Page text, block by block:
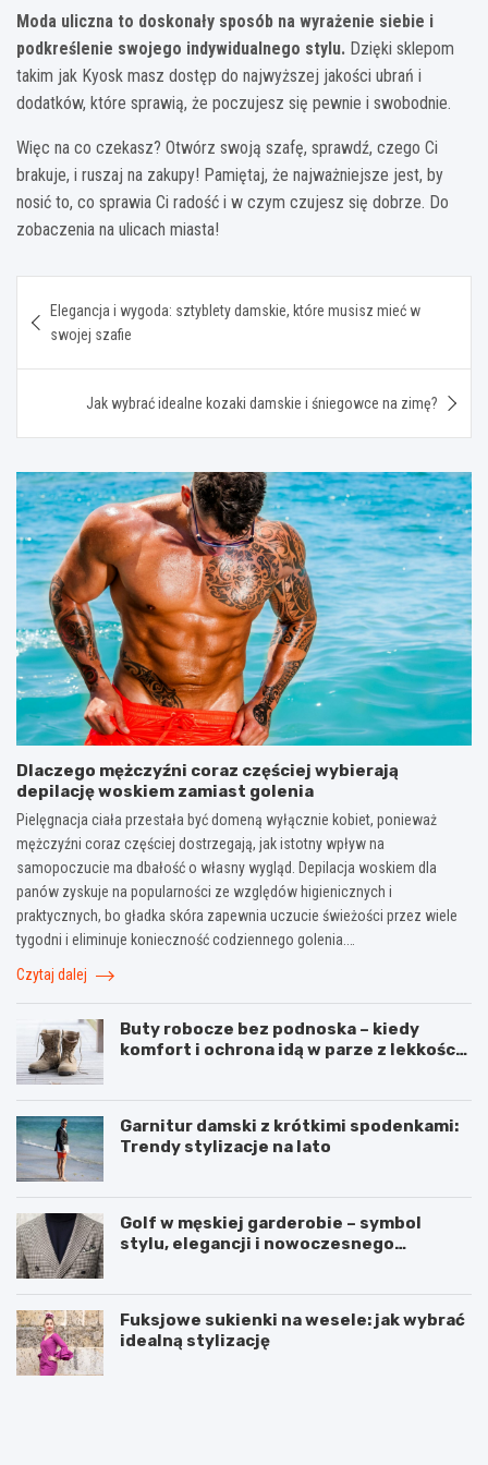
Moda uliczna to doskonały sposób na wyrażenie siebie i
podkreślenie swojego indywidualnego stylu. Dzięki sklepom
takim jak Kyosk masz dostęp do najwyższej jakości ubrań i
dodatków, które sprawią, że poczujesz się pewnie i swobodnie.
Więc na co czekasz? Otwórz swoją szafę, sprawdź, czego Ci
brakuje, i ruszaj na zakupy! Pamiętaj, że najważniejsze jest, by
nosić to, co sprawia Ci radość i w czym czujesz się dobrze. Do
zobaczenia na ulicach miasta!
wpisu
Elegancja i wygoda: sztyblety damskie, które musisz mieć w
swojej szafie
Jak wybrać idealne kozaki damskie i śniegowce na zimę?
Dlaczego mężczyźni coraz częściej wybierają
depilację woskiem zamiast golenia
Pielęgnacja ciała przestała być domeną wyłącznie kobiet, ponieważ
mężczyźni coraz częściej dostrzegają, jak istotny wpływ na
samopoczucie ma dbałość o własny wygląd. Depilacja woskiem dla
panów zyskuje na popularności ze względów higienicznych i
praktycznych, bo gładka skóra zapewnia uczucie świeżości przez wiele
tygodni i eliminuje konieczność codziennego golenia.…
Czytaj dalej
Buty robocze bez podnoska – kiedy
komfort i ochrona idą w parze z lekkością
Garnitur damski z krótkimi spodenkami:
Trendy stylizacje na lato
Golf w męskiej garderobie – symbol
stylu, elegancji i nowoczesnego
Fuksjowe sukienki na wesele: jak wybrać
idealną stylizację
P
Z